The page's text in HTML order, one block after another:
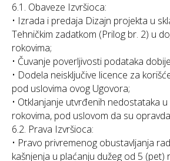
6.1. Obaveze Izvršioca:
• Izrada i predaja Dizajn projekta u
Tehničkim zadatkom (Prilog br. 2) u
rokovima;
• Čuvanje poverljivosti podataka
• Dodela neisključive licence za
pod uslovima ovog Ugovora;
• Otklanjanje utvrđenih nedostataka
rokovima, pod uslovom da su
6.2. Prava Izvršioca:
• Pravo privremenog obustavljanja
kašnjenja u plaćanju dužeg od 5 (pet)